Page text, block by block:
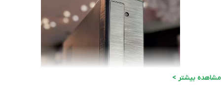
مشاهده بیشتر >